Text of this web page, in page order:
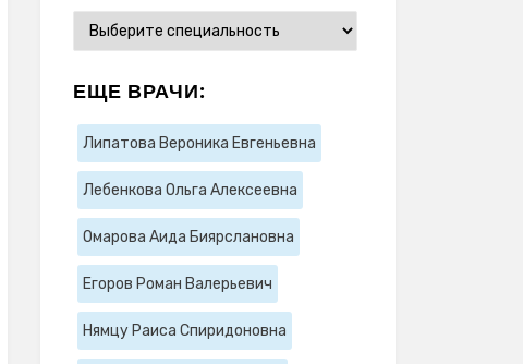
ЕЩЕ ВРАЧИ:
Липатова Вероника Евгеньевна
Лебенкова Ольга Алексеевна
Омарова Аида Биярслановна
Егоров Роман Валерьевич
Нямцу Раиса Спиридоновна